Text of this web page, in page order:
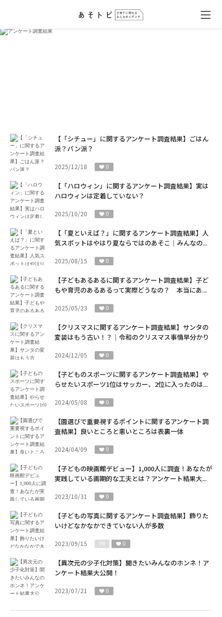
【「シチュー」に関するアンケート調査結果】ごはん
派？パン派？
2025/12/18 0
【「ハロウィン」に関するアンケート調査結果】実は
ハロウィンは定着していない？
2025/10/20 0
【「夏といえば？」に関するアンケート調査結果】人
気スポットはやはり夏ならではのあそこ｜みんなの...
2025/08/15 0
【子どもあるあるに関するアンケート調査結果】子ど
もや育児のあるあるって実際どうなの？ 本当にあ...
2025/05/23 0
【クリスマスに関するアンケート調査結果】サンタの
変装はもう古い！？｜令和のクリスマス事情早分かり
2024/12/05 0
【子どものスポーツに関するアンケート調査結果】や
らせたいスポーツ1位はサッカー、2位に入ったのは...
2024/05/08 0
【園選びで重要視するポイントに関するアンケート調
査結果】良いところと悪いところは表裏一体
2024/04/09 0
【子どもの映画館デビュー】1,000人に調査！あなたが
実践している画期的な工夫とは？アンケート結果大...
2023/10/31 0
【子どもの写真に関するアンケート調査結果】飾りた
いけどなかなかできていない人が多数
2023/09/15 PR 0
【異次元の少子化対策】聞きたいみんなのホンネ！ア
ンケート結果大公開！
2023/07/21 0